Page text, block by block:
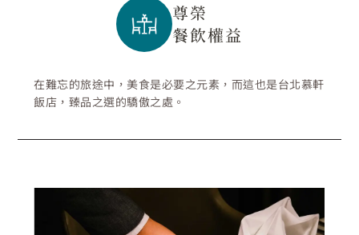
尊榮
餐飲權益
在難忘的旅途中，美食是必要之元素，而這也是台北慕軒
飯店，臻品之選的驕傲之處。